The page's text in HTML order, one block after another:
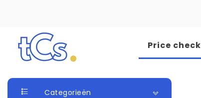
Skip to content
Price check
Categorieën